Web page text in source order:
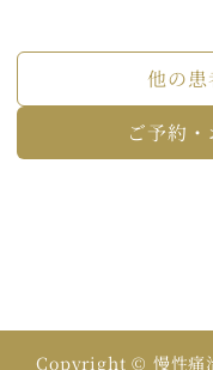
他の患
ご予約
Copyright © 慢性痛